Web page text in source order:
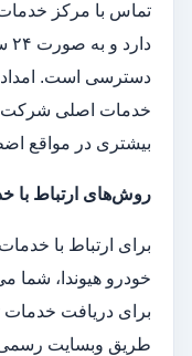
تماس با مرکز
دسترسی است. امداد
خدمات اصلی شرکت،
بیشتری در مواقع
روش‌های ارتباط با
برای ارتباط با
خودرو هیوندا، شما
برای دریافت خدمات
طریق وبسایت رسمی